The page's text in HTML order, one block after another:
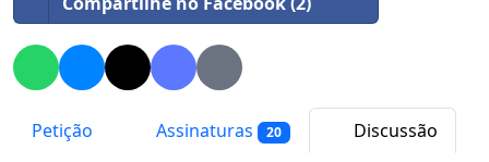
Petição Assinaturas 20
Discussão